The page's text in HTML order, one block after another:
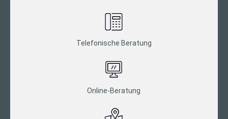
Telefonische Beratung
Online-Beratung